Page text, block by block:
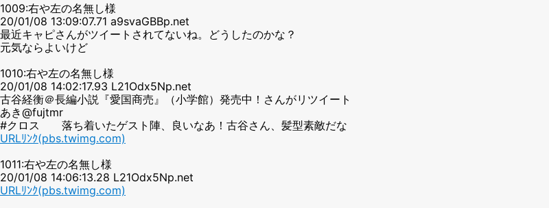
1009:右や左の名無し様
20/01/08 13:09:07.71 a9svaGBBp.net
最近キャピさんがツイートされてないね。どうしたのかな？
元気ならよいけど
1010:右や左の名無し様
20/01/08 14:02:17.93 L21Odx5Np.net
古谷経衡＠長編小説『愛国商売』（小学館）発売中！さんがリツイート
あき@fujtmr
#クロス 落ち着いたゲスト陣、良いなあ！古谷さん、髪型素敵だな
URLﾘﾝｸ(pbs.twimg.com)
1011:右や左の名無し様
20/01/08 14:06:13.28 L21Odx5Np.net
URLﾘﾝｸ(pbs.twimg.com)